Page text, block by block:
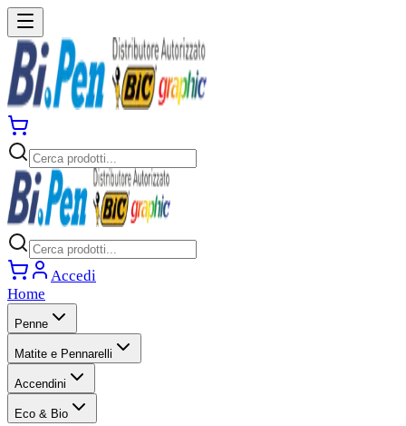
Accedi
Home
Penne
Matite e Pennarelli
Accendini
Eco & Bio